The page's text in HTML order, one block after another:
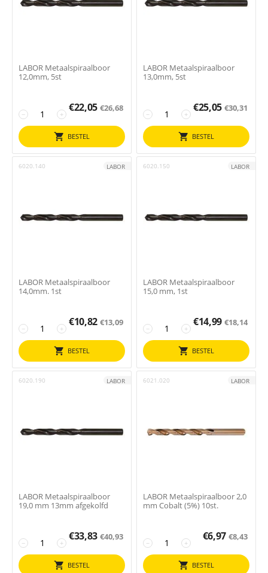
LABOR Metaalspiraalboor
12,0mm, 5st
+
−
€22,05 €26,68
BESTEL
LABOR Metaalspiraalboor
13,0mm, 5st
+
−
€25,05 €30,31
BESTEL
6020.140 LABOR
LABOR Metaalspiraalboor
14,0mm. 1st
+
−
€10,82 €13,09
BESTEL
6020.150 LABOR
LABOR Metaalspiraalboor
15,0 mm, 1st
+
−
€14,99 €18,14
BESTEL
6020.190 LABOR
LABOR Metaalspiraalboor
19,0 mm 13mm afgekolfd
+
−
€33,83 €40,93
BESTEL
6021.020 LABOR
LABOR Metaalspiraalboor 2,0
mm Cobalt (5%) 10st.
+
−
€6,97 €8,43
BESTEL